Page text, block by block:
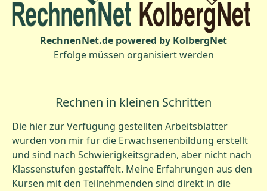
RechnenNet.de powered by KolbergNet
Erfolge müssen organisiert werden
Rechnen in kleinen Schritten
Die hier zur Verfügung gestellten Arbeitsblätter
wurden von mir für die Erwachsenenbildung erstellt
und sind nach Schwierigkeitsgraden, aber nicht nach
Klassenstufen gestaffelt. Meine Erfahrungen aus den
Kursen mit den Teilnehmenden sind direkt in die